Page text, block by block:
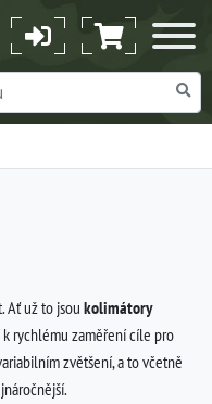
Ať už to jsou kolimátory
rychlému zaměření cíle pro
zvětšení, a to včetně